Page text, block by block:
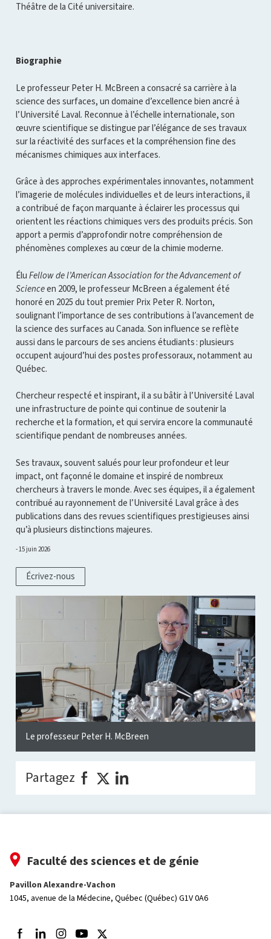
Théâtre de la Cité universitaire.
Biographie
Le professeur Peter H. McBreen a consacré sa carrière à la
science des surfaces, un domaine d’excellence bien ancré à
l’Université Laval. Reconnue à l’échelle internationale, son
œuvre scientifique se distingue par l’élégance de ses travaux
sur la réactivité des surfaces et la compréhension fine des
mécanismes chimiques aux interfaces.
Grâce à des approches expérimentales innovantes, notamment
l’imagerie de molécules individuelles et de leurs interactions, il
a contribué de façon marquante à éclairer les processus qui
orientent les réactions chimiques vers des produits précis. Son
apport a permis d’approfondir notre compréhension de
phénomènes complexes au cœur de la chimie moderne.
Élu Fellow de l’American Association for the Advancement of
Scienceen 2009, le professeur McBreen a également été
honoré en 2025 du tout premier Prix Peter R. Norton,
soulignant l’importance de ses contributions à l’avancement de
la science des surfaces au Canada. Son influence se reflète
aussi dans le parcours de ses anciens étudiants : plusieurs
occupent aujourd’hui des postes professoraux, notamment au
Québec.
Chercheur respecté et inspirant, il a su bâtir à l’Université Laval
une infrastructure de pointe qui continue de soutenir la
recherche et la formation, et qui servira encore la communauté
scientifique pendant de nombreuses années.
Ses travaux, souvent salués pour leur profondeur et leur
impact, ont façonné le domaine et inspiré de nombreux
chercheurs à travers le monde. Avec ses équipes, il a également
contribué au rayonnement de l’Université Laval grâce à des
publications dans des revues scientifiques prestigieuses ainsi
qu’à plusieurs distinctions majeures.
15 juin 2026
Écrivez-nous
Le professeur Peter H. McBreen
Partagez
Faculté des sciences et de génie
Pavillon Alexandre-Vachon
1045, avenue de la Médecine, Québec (Québec) G1V 0A6
Suivez-nous sur Facebook
Suivez-nous sur LinkedIn
Suivez-nous sur Instagram
Suivez-nous sur Youtube
Suivez-nous sur Twitter